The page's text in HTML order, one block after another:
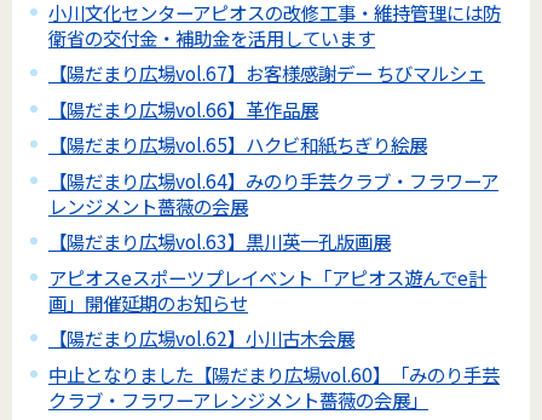
小川文化センターアピオスの改修工事・維持管理には防
衛省の交付金・補助金を活用しています
【陽だまり広場vol.67】お客様感謝デー ちびマルシェ
【陽だまり広場vol.66】革作品展
【陽だまり広場vol.65】ハクビ和紙ちぎり絵展
【陽だまり広場vol.64】みのり手芸クラブ・フラワーア
レンジメント薔薇の会展
【陽だまり広場vol.63】黒川英一孔版画展
アピオスeスポーツプレイベント「アピオス遊んでe計
画」開催延期のお知らせ
【陽だまり広場vol.62】小川古木会展
中止となりました【陽だまり広場vol.60】「みのり手芸
クラブ・フラワーアレンジメント薔薇の会展」